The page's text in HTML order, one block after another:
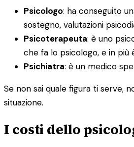
Psicologo: ha conseguito
sostegno, valutazioni
Psicoterapeuta: è uno
che fa lo psicologo, e in
Psichiatra: è un medico
Se non sai quale figura ti serve,
situazione.
I costi dello